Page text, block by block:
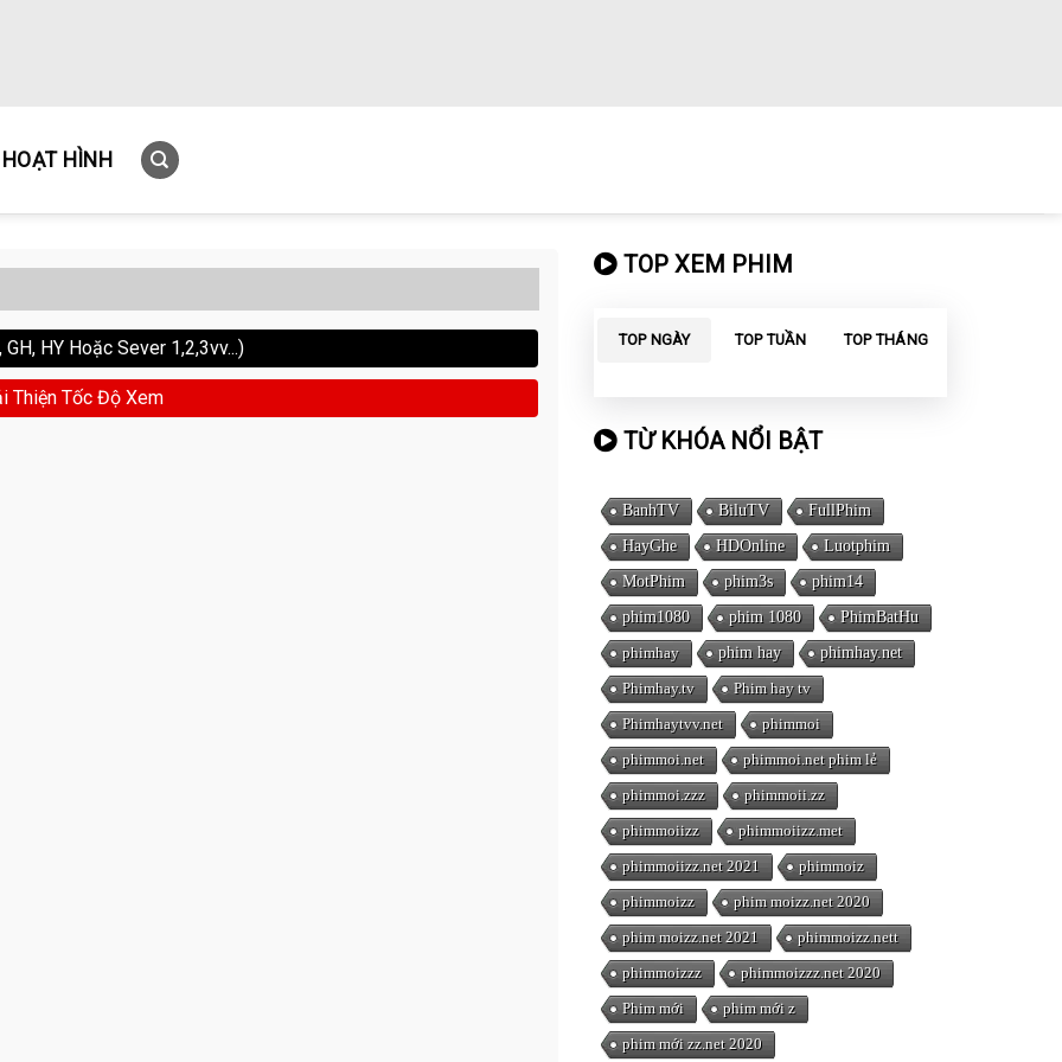
HOẠT HÌNH
HY Hoặc Sever 1,2,3vv...)
Thiện Tốc Độ Xem
TOP XEM PHIM
TOP NGÀY TOP TUẦN TOP THÁNG
TỪ KHÓA NỔI BẬT
BanhTV BiluTV
FullPhim
HayGhe
HDOnline
Luotphim
MotPhim
phim3s
phim14
phim1080
phim 1080
PhimBatHu
phimhay
phim hay
phimhay.net
Phimhay.tv
Phim hay tv
Phimhaytvv.net
phimmoi
phimmoi.net
phimmoi.net phim lẻ
phimmoi.zzz
phimmoii.zz
phimmoiizz
phimmoiizz.met
phimmoiizz.net 2021
phimmoiz
phimmoizz
phim moizz.net 2020
phim moizz.net 2021
phimmoizz.nett
phimmoizzz
phimmoizzz.net 2020
Phim mới
phim mới z
phim mới zz.net 2020